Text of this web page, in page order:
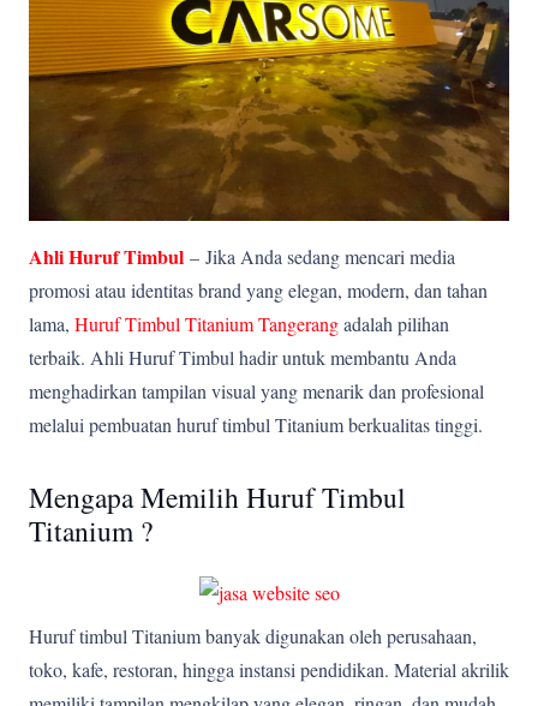
Ahli Huruf Timbul – Jika Anda sedang mencari media
promosi atau identitas brand yang elegan, modern, dan tahan
lama, Huruf Timbul Titanium Tangerangadalah pilihan
terbaik. Ahli Huruf Timbul hadir untuk membantu Anda
menghadirkan tampilan visual yang menarik dan profesional
melalui pembuatan huruf timbul Titanium berkualitas tinggi.
Mengapa Memilih Huruf Timbul
Titanium ?
Huruf timbul Titanium banyak digunakan oleh perusahaan,
toko, kafe, restoran, hingga instansi pendidikan. Material akrilik